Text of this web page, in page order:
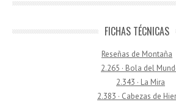
FICHAS TÉCNICAS
Reseñas de Montaña
2.265 · Bola del
2.343 · La Mira
2.383 · Cabezas de